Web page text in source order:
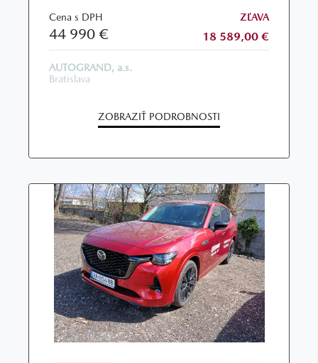
Cena s DPH
44 990 €
ZĽAVA
18 589,00 €
AUTOGRAND, a.s.
Bratislava
ZOBRAZIŤ PODROBNOSTI